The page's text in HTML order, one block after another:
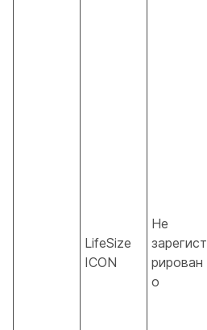
LifeSize
ICON
Не
зарегист
рирован
о